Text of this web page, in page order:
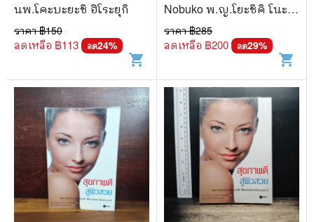
นพ.โคะบะยะชิ ฮิโระยุกิ
ราคา ฿150
ลดเหลือ ฿113 ลด24%
shopping_cart
Nobuko พ.ญ.โยะชิคิ โนะบุ
โกะ
ราคา ฿285
ลดเหลือ ฿200 ลด29%
shopping_cart